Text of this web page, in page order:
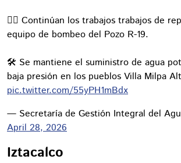
👷‍♀️ Continúan los trabajos trabajos de
equipo de bombeo del Pozo R-19.
🛠️ Se mantiene el suministro de agua
baja presión en los pueblos Villa Milpa
pic.twitter.com/55yPH1mBdx
— Secretaría de Gestión Integral del
April 28, 2026
Iztacalco